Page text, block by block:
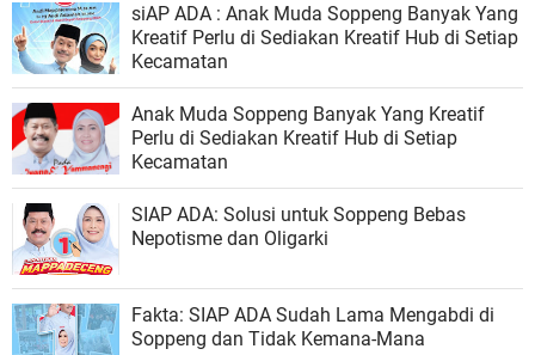
siAP ADA : Anak Muda Soppeng Banyak Yang
Kreatif Perlu di Sediakan Kreatif Hub di Setiap
Kecamatan
Anak Muda Soppeng Banyak Yang Kreatif
Perlu di Sediakan Kreatif Hub di Setiap
Kecamatan
SIAP ADA: Solusi untuk Soppeng Bebas
Nepotisme dan Oligarki
Fakta: SIAP ADA Sudah Lama Mengabdi di
Soppeng dan Tidak Kemana-Mana